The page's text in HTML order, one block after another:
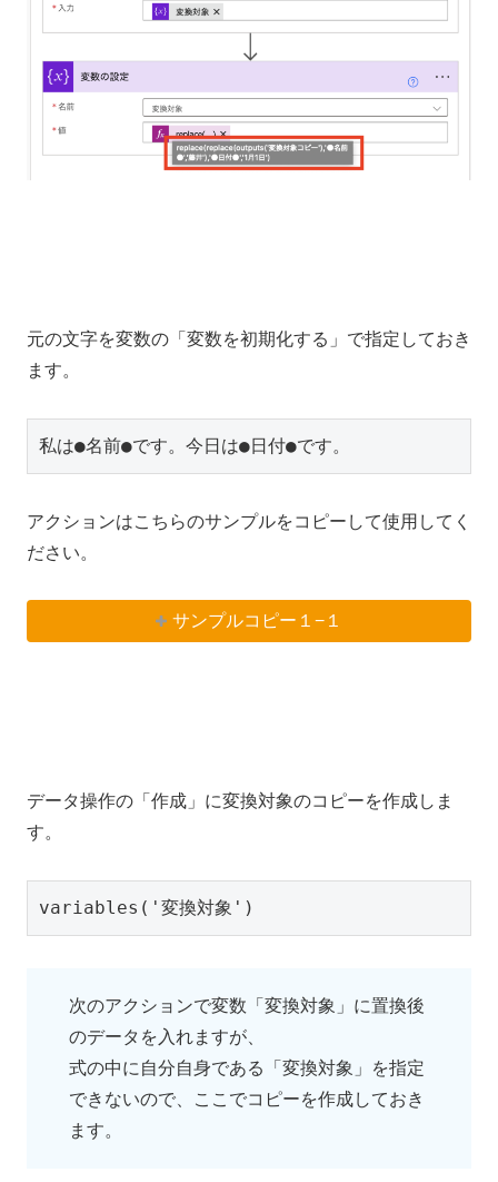
元の文字を変数の「変数を初期化する」で指定しておき
ます。
私は●名前●です。今日は●日付●です。
アクションはこちらのサンプルをコピーして使用してく
ださい。
サンプルコピー１−１
データ操作の「作成」に変換対象のコピーを作成しま
す。
variables('変換対象')
次のアクションで変数「変換対象」に置換後
のデータを入れますが、
式の中に自分自身である「変換対象」を指定
できないので、ここでコピーを作成しておき
ます。